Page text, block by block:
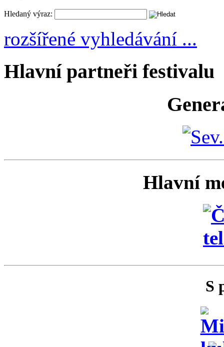
Hledaný výraz:
rozšířené vyhledávání ...
Hlavní partneři festivalu
Hlavní
S